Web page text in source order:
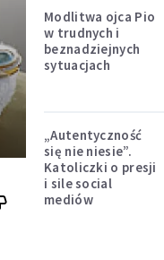
Modlitwa ojca Pio
w trudnych i
beznadziejnych
sytuacjach
„Autentyczność
się nie niesie”.
Katoliczki o presji
i sile social
mediów